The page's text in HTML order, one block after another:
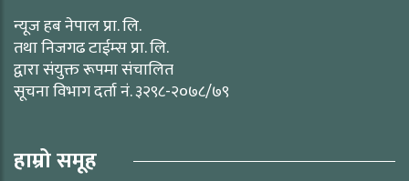
न्यूज हब नेपाल प्रा. लि.
तथा निजगढ टाईम्स प्रा. लि.
द्वारा संयुक्त रूपमा संचालित
सूचना विभाग दर्ता नं. ३२९८-२०७८/७९
हाम्रो समूह